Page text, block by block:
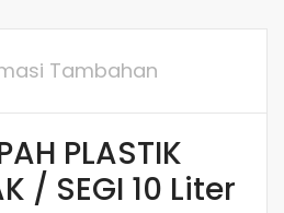
Tambahan
PLASTIK
/ SEGI 10 Liter